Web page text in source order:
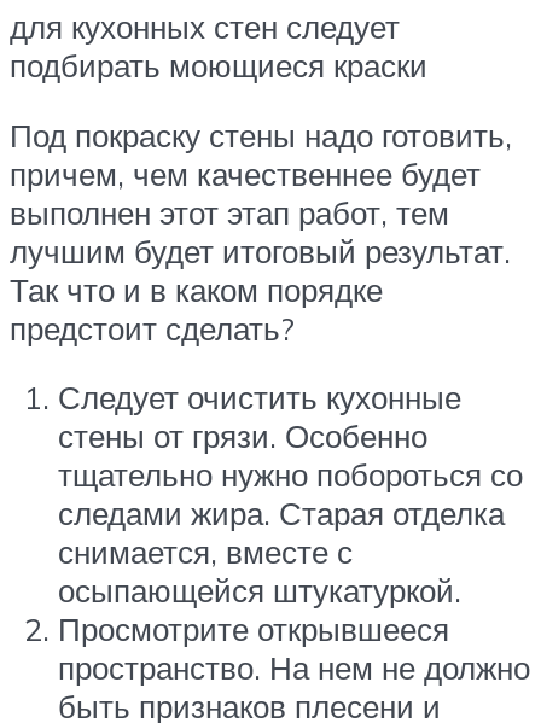
для кухонных стен следует
подбирать моющиеся краски
Под покраску стены надо готовить,
причем, чем качественнее будет
выполнен этот этап работ, тем
лучшим будет итоговый результат.
Так что и в каком порядке
предстоит сделать?
Следует очистить кухонные
стены от грязи. Особенно
тщательно нужно побороться со
следами жира. Старая отделка
снимается, вместе с
осыпающейся штукатуркой.
Просмотрите открывшееся
пространство. На нем не должно
быть признаков плесени и